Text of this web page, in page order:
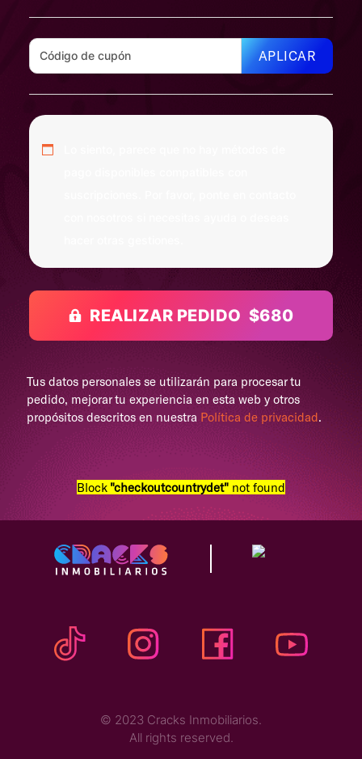
APLICAR
REALIZAR PEDIDO $680
Tus datos personales se utilizarán para procesar tu
pedido, mejorar tu experiencia en esta web y otros
propósitos descritos en nuestra Política de privacidad.
Block "checkoutcountrydet" not found
© 2023 Cracks Inmobiliarios.
All rights reserved.